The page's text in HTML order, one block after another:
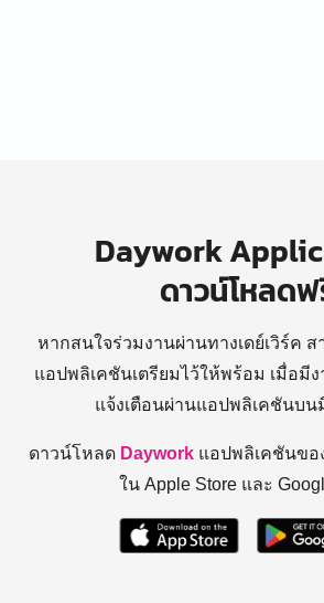
Daywork
ดาวน์โหลด
หากสนใจร่วมงานผ่านทางเดย์เวิร์ค
แอปพลิเคชันเตรียมไว้ให้พร้อม เมื่อมี
แจ้งเตือนผ่านแอปพลิเคชันบ
ดาวน์โหลด Daywork แอปพลิเคชันขอ
ใน Apple Store และ